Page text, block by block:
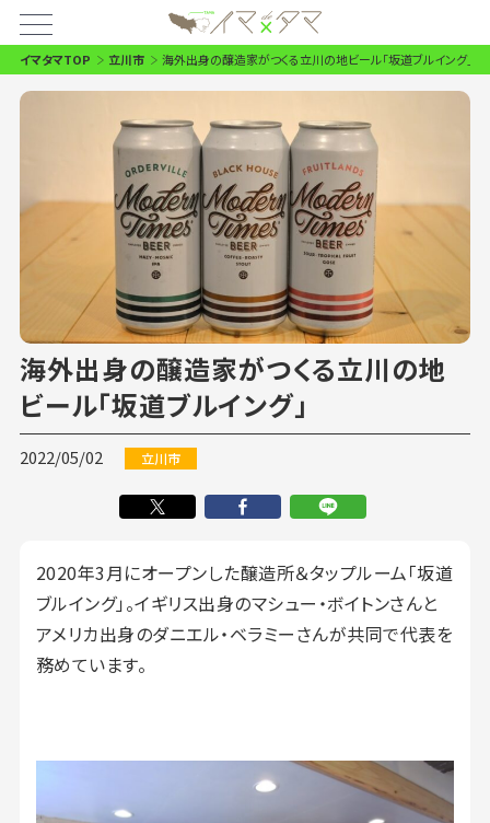
イマタマTOP 立川市 海外出身の醸造家がつくる立川の地ビール「坂道ブルイング」
海外出身の醸造家がつくる立川の地
ビール「坂道ブルイング」
2022/05/02 立川市
2020年3月にオープンした醸造所＆タップルーム「坂道
ブルイング」。イギリス出身のマシュー・ボイトンさんと
アメリカ出身のダニエル・ベラミーさんが共同で代表を
務めています。